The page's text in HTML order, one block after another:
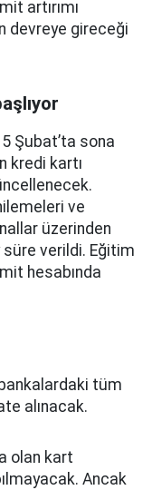
artırımı
devreye gireceği
Şubat’ta sona
kredi kartı
ve
üzerinden
verildi. Eğitim
hesabında
tüm
alınacak.
olan kart
Ancak